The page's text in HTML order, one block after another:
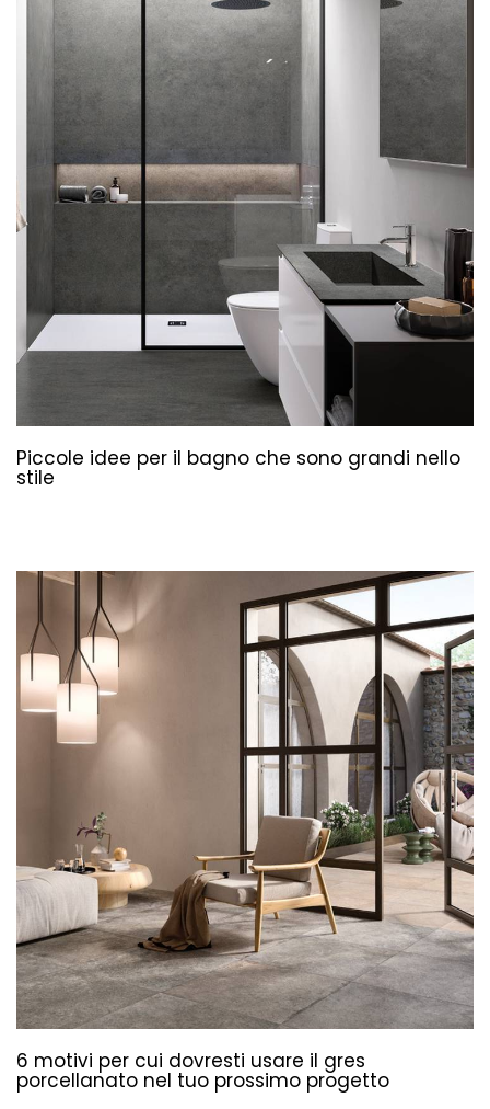
Piccole idee per il bagno che sono grandi nello
stile
6 motivi per cui dovresti usare il gres
porcellanato nel tuo prossimo progetto